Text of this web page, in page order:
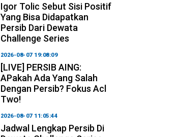
Igor Tolic Sebut Sisi Positif
Yang Bisa Didapatkan
Persib Dari Dewata
Challenge Series
2026-08-07 19:08:09
[LIVE] PERSIB AING:
APakah Ada Yang Salah
Dengan Persib? Fokus Acl
Two!
2026-08-07 11:05:44
Jadwal Lengkap Persib Di